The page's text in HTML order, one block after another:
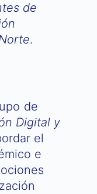
de
.
de
Digital y
el
e